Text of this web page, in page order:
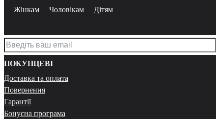
Жінкам Чоловікам Дітям
ПОКУПЦЕВІ
Доставка та оплата
Повернення
Гарантії
Бонусна програма